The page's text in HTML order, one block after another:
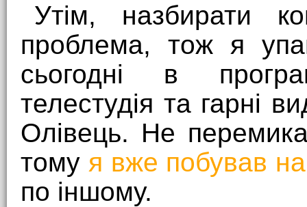
Утім, назбирати
проблема, тож я
сьогодні в
телестудія та гарні
Олівець. Не
тому я вже побував
по іншому.